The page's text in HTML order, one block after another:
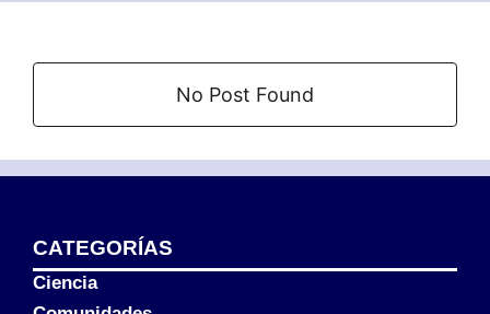
No Post Found
CATEGORÍAS
Ciencia